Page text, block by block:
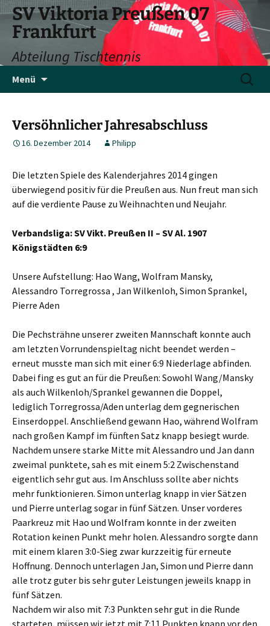
SV Viktoria Preußen 07
Frankfurt
Abteilung Tischtennis
Menü
Suchen
nach:
Versöhnlicher Jahresabschluss
16. Dezember 2014 Philipp
Die letzten Spiele des Kalenderjahres 2014 gingen
überwiegend positiv für die Preußen aus. Nun freut man sich
auf die verdiente Pause zu Weihnachten und Neujahr.
Verbandsliga: SV Vikt. Preußen II – SV Al. 1907
Königstädten 6:9
Unsere Aufstellung: Hao Wang, Wolfram Mansky,
Alessandro Torregrossa , Jan Wilkenloh, Simon Sprankel,
Pierre Aden
Die Pechsträhne unserer zweiten Mannschaft konnte auch
am letzten Vorrundenspieltag nicht beendet werden –
erneut musste man sich mit einer 6:9 Niederlage abfinden.
Dabei fing es gut an für die Preußen: Sowohl Wang/Mansky
als auch Wilkenloh/Sprankel gewannen die Doppel,
lediglich Torregrossa/Aden unterlag dem gegnerischen
Einserdoppel. Anschließend gewann Hao, während Wolfram
nach großen Kampf im fünften Satz knapp besiegt wurde.
Nachdem unsere starke Mitte mit Alessandro und Jan dann
zweimal punktete, sah es mit einem 5:2 Zwischenstand
eigentlich sehr gut aus. Im Anschluss sollte aber nichts
mehr funktionieren. Simon unterlag knapp in vier Sätzen
und Pierre unterlag sogar in fünf Sätzen. Unser vorderes
Paarkreuz mit Hao und Wolfram konnte in der zweiten
Rotation keinen Punkt mehr holen. Alessandro sorgte dann
mit einem klaren 3:0-Sieg zwar kurzzeitig für erneute
Hoffnung. Dennoch unterlagen Jan, Simon und Pierre dann
alle trotz guter bis sehr guter Leistungen jeweils knapp in
fünf Sätzen.
Nachdem wir also mit 7:3 Punkten sehr gut in die Runde
starteten, müssen wir jetzt mit 7:11 Punkten knapp vor den